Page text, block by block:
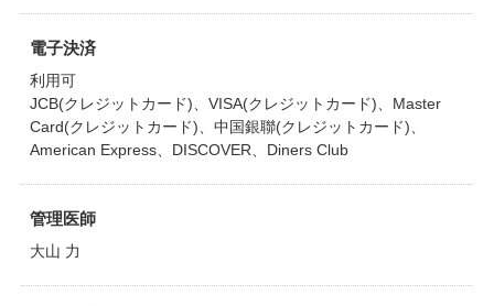
電子決済
利用可
JCB(クレジットカード)、VISA(クレジットカード)、Master
Card(クレジットカード)、中国銀聯(クレジットカード)、
American Express、DISCOVER、Diners Club
管理医師
大山 力